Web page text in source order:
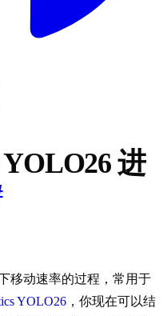
进
移动速率的过程，常用于
YOLO26 ，你现在可以结